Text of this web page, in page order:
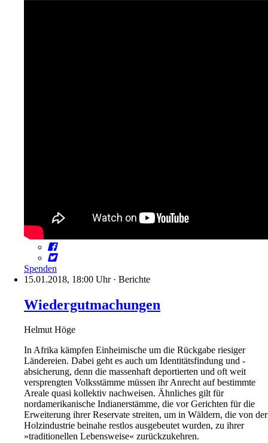
Spenden
15.01.2018, 18:00 Uhr· Berichte
Wiedergutmachungen
Helmut Höge
In Afrika kämpfen Einheimische um die Rückgabe riesiger
Ländereien. Dabei geht es auch um Identitätsfindung und -
absicherung, denn die massenhaft deportierten und oft weit
versprengten Volksstämme müssen ihr Anrecht auf bestimmte
Areale quasi kollektiv nachweisen. Ähnliches gilt für
nordamerikanische Indianerstämme, die vor Gerichten für die
Erweiterung ihrer Reservate streiten, um in Wäldern, die von der
Holzindustrie beinahe restlos ausgebeutet wurden, zu ihrer
»traditionellen Lebensweise« zurückzukehren.